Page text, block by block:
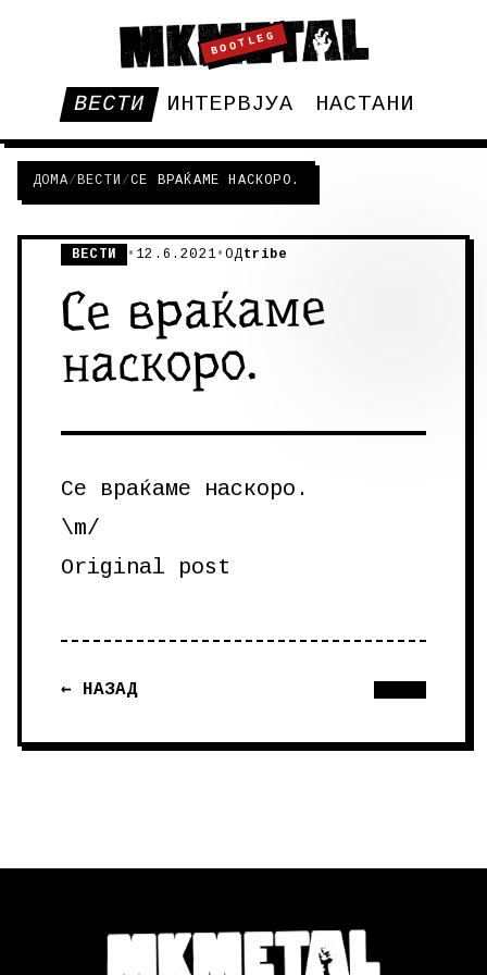
BOOTLEG
ВЕСТИ ИНТЕРВЈУА НАСТАНИ
ДОМА/ВЕСТИ /СЕ ВРАЌАМЕ НАСКОРО.
ВЕСТИ • 12.6.2021 •ОДtribe
Се враќаме
наскоро.
Се враќаме наскоро.
\m/
Original post
← НАЗАД